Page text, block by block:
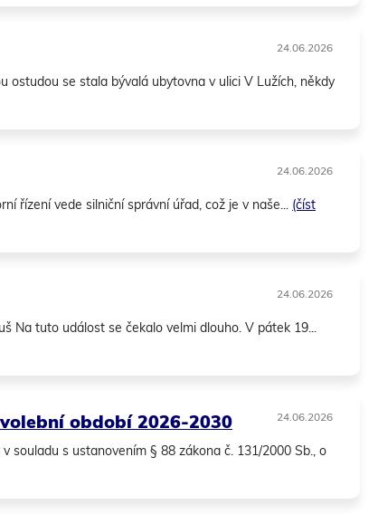
24.06.2026
ostudou se stala bývalá ubytovna v ulici V Lužích, někdy
24.06.2026
řízení vede silniční správní úřad, což je v naše... (číst
24.06.2026
Na tuto událost se čekalo velmi dlouho. V pátek 19...
24.06.2026
období 2026-2030
souladu s ustanovením § 88 zákona č. 131/2000 Sb., o